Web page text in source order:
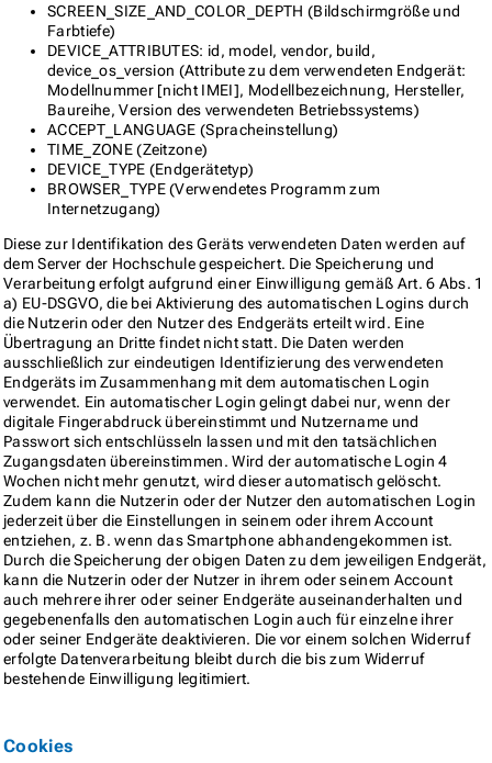
SCREEN_SIZE_AND_COLOR_DEPTH (Bildschirmgröße und
Farbtiefe)
DEVICE_ATTRIBUTES: id, model, vendor, build,
device_os_version (Attribute zu dem verwendeten Endgerät:
Modellnummer [nicht IMEI], Modellbezeichnung, Hersteller,
Baureihe, Version des verwendeten Betriebssystems)
ACCEPT_LANGUAGE (Spracheinstellung)
TIME_ZONE (Zeitzone)
DEVICE_TYPE (Endgerätetyp)
BROWSER_TYPE (Verwendetes Programm zum
Internetzugang)
Diese zur Identifikation des Geräts verwendeten Daten werden auf
dem Server der Hochschule gespeichert. Die Speicherung und
Verarbeitung erfolgt aufgrund einer Einwilligung gemäß Art. 6 Abs. 1
a) EU-DSGVO, die bei Aktivierung des automatischen Logins durch
die Nutzerin oder den Nutzer des Endgeräts erteilt wird. Eine
Übertragung an Dritte findet nicht statt. Die Daten werden
ausschließlich zur eindeutigen Identifizierung des verwendeten
Endgeräts im Zusammenhang mit dem automatischen Login
verwendet. Ein automatischer Login gelingt dabei nur, wenn der
digitale Fingerabdruck übereinstimmt und Nutzername und
Passwort sich entschlüsseln lassen und mit den tatsächlichen
Zugangsdaten übereinstimmen. Wird der automatische Login 4
Wochen nicht mehr genutzt, wird dieser automatisch gelöscht.
Zudem kann die Nutzerin oder der Nutzer den automatischen Login
jederzeit über die Einstellungen in seinem oder ihrem Account
entziehen, z. B. wenn das Smartphone abhandengekommen ist.
Durch die Speicherung der obigen Daten zu dem jeweiligen Endgerät,
kann die Nutzerin oder der Nutzer in ihrem oder seinem Account
auch mehrere ihrer oder seiner Endgeräte auseinanderhalten und
gegebenenfalls den automatischen Login auch für einzelne ihrer
oder seiner Endgeräte deaktivieren. Die vor einem solchen Widerruf
erfolgte Datenverarbeitung bleibt durch die bis zum Widerruf
bestehende Einwilligung legitimiert.
Cookies